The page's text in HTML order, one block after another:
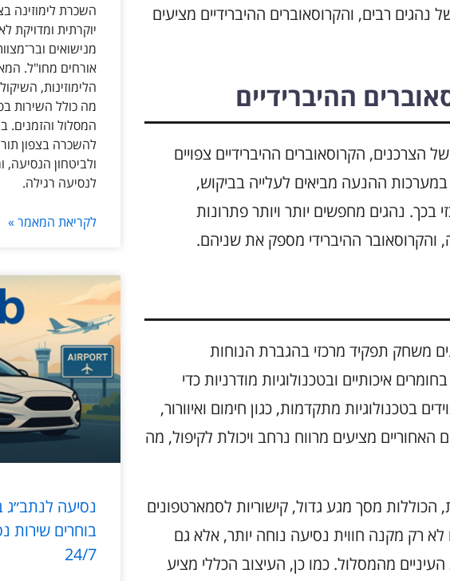
רבים, והקרוסאוברים ההיברידיים מציעים
ההיברידיים
הקרוסאוברים ההיברידיים צפויים
ההנעה מביאים לעלייה בביקוש,
נהגים מחפשים יותר ויותר פתרונות
והקרוסאובר ההיברידי מספק את שניהם.
של שנת 2025, תכנון הפנים משחק תפקיד מרכזי בהגברת הנוחות
איכותיים ובטכנולוגיות מודרניות כדי
בטכנולוגיות מתקדמות, כגון חימום ואיוורור,
מציעים מרווח נרחב ויכולת לקיפול, מה
מסך מגע גדול, קישוריות לסמארטפונים
לא רק מקנה חווית נסיעה נוחה יותר, אלא גם
מהמסלול. כמו כן, העיצוב הכללי מציע
השכרת לימוזינה
יוקרתית ומדויקת
מנישואים
אורחים מחו"ל.
הלימוזינות,
מה כולל השירות
המסלול והזמנים.
להשכרה בצפון
ולביטחון
לנסיעה רגילה.
לקריאת המאמר »
נסיעה לנתב״ג
בוחרים שירות
24/7